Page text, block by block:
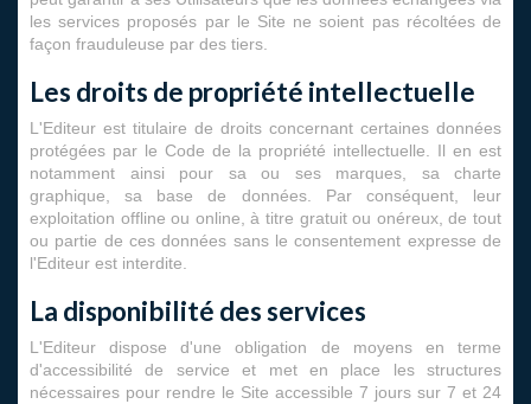
les services proposés par le Site ne soient pas récoltées de
façon frauduleuse par des tiers.
Les droits de propriété intellectuelle
L'Editeur est titulaire de droits concernant certaines données
protégées par le Code de la propriété intellectuelle. Il en est
notamment ainsi pour sa ou ses marques, sa charte
graphique, sa base de données. Par conséquent, leur
exploitation offline ou online, à titre gratuit ou onéreux, de tout
ou partie de ces données sans le consentement expresse de
l'Editeur est interdite.
La disponibilité des services
L'Editeur dispose d'une obligation de moyens en terme
d'accessibilité de service et met en place les structures
nécessaires pour rendre le Site accessible 7 jours sur 7 et 24